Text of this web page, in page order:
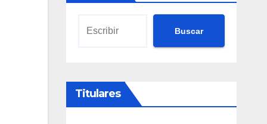
Buscar
Titulares